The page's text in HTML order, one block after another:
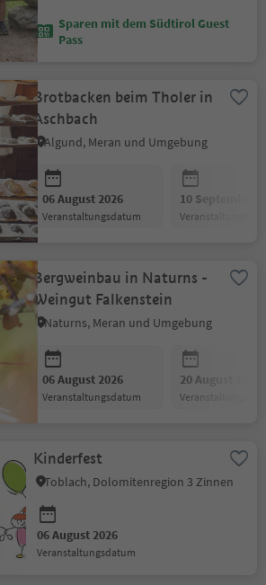
Sparen mit dem Südtirol Guest
Pass
Brotbacken beim Tholer in
Aschbach
Algund, Meran und Umgebung
06 August 2026
Veranstaltungsdatum
10 September
Bergweinbau in Naturns -
Weingut Falkenstein
Naturns, Meran und Umgebung
06 August 2026
Veranstaltungsdatum
20 August 2026
Kinderfest
Toblach, Dolomitenregion 3 Zinnen
06 August 2026
Veranstaltungsdatum